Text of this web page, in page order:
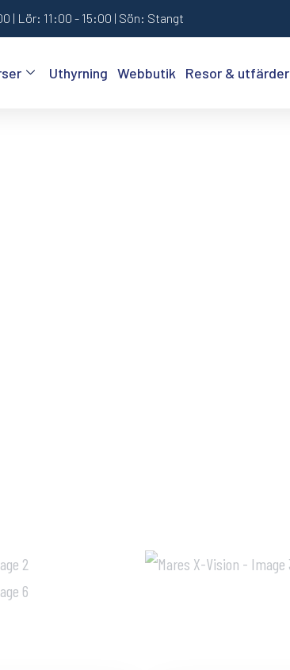
| Lör: 11:00 - 15:00 | Sön: Stangt
Uthyrning Webbutik Resor & utfärder